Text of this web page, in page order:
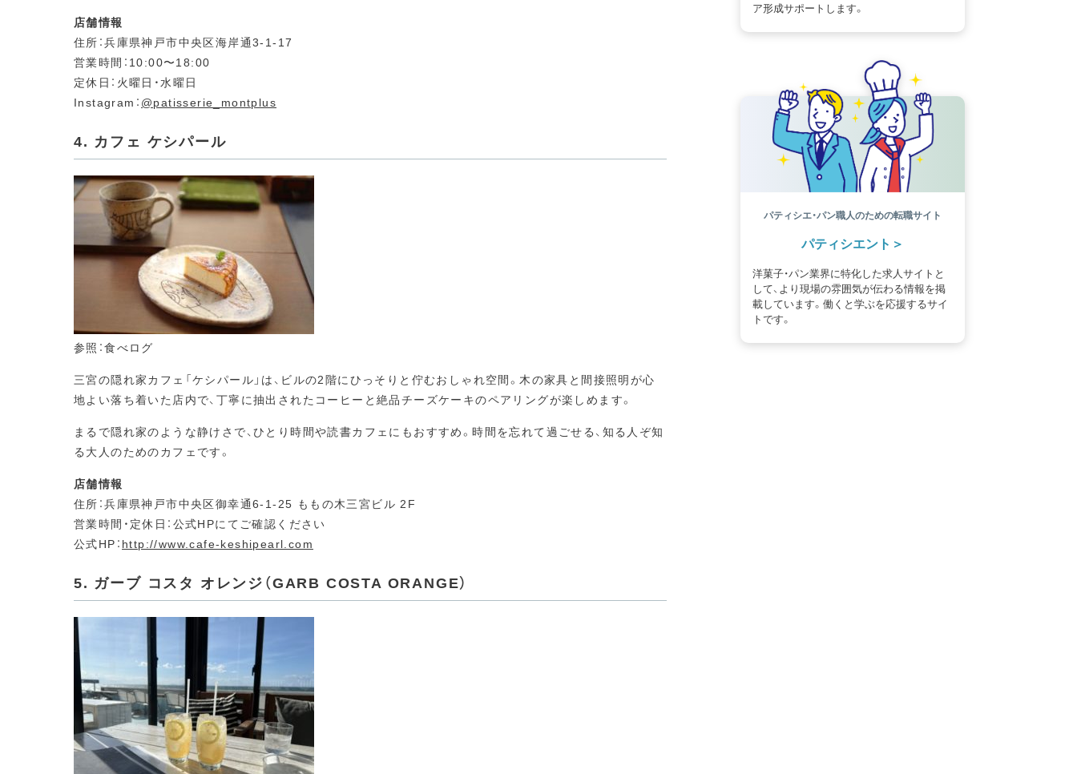
店舗情報
住所：兵庫県神戸市中央区海岸通3-1-17
営業時間：10:00〜18:00
定休日：火曜日・水曜日
Instagram： @patisserie_montplus
4. カフェ ケシパール
参照：食べログ
三宮の隠れ家カフェ「ケシパール」は、ビルの2階にひっそりと佇むおしゃれ空間。木の家具と間接照明が心
地よい落ち着いた店内で、丁寧に抽出されたコーヒーと絶品チーズケーキのペアリングが楽しめます。
まるで隠れ家のような静けさで、ひとり時間や読書カフェにもおすすめ。時間を忘れて過ごせる、知る人ぞ知
る大人のためのカフェです。
店舗情報
住所：兵庫県神戸市中央区御幸通6-1-25 ももの木三宮ビル 2F
営業時間・定休日：公式HPにてご確認ください
公式HP： http://www.cafe-keshipearl.com
5. ガーブ コスタ オレンジ（GARB COSTA ORANGE）
ア形成サポートします。
パティシエ・パン職人のための転職サイト
パティシエント
洋菓子・パン業界に特化した求人サイトと
して、より現場の雰囲気が伝わる情報を掲
載しています。働くと学ぶを応援するサイ
トです。